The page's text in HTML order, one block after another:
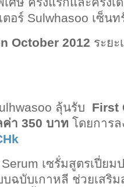
อร์ Sulwhasoo เซ็น
October 2012 ระย
ลุ้นรับ First
า 350 บาท โดยการล
เซรั่มสูตรเปี่ย
ฉบับเกาหลี ช่วยเสริม